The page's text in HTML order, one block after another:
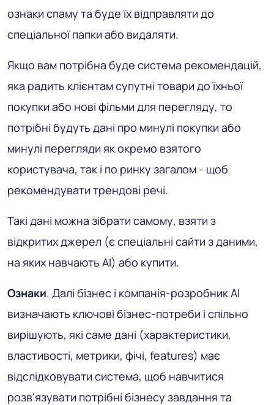
ознаки спаму та буде їх відправляти до
спеціальної папки або видаляти.
Якщо вам потрібна буде система рекомендацій,
яка радить клієнтам супутні товари до їхньої
покупки або нові фільми для перегляду, то
потрібні будуть дані про минулі покупки або
минулі перегляди як окремо взятого
користувача, так і по ринку загалом - щоб
рекомендувати трендові речі.
Такі дані можна зібрати самому, взяти з
відкритих джерел (є спеціальні сайти з даними,
на яких навчають AI) або купити.
Ознаки. Далі бізнес і компанія-розробник AI
визначають ключові бізнес-потреби і спільно
вирішують, які саме дані (характеристики,
властивості, метрики, фічі, features) має
відслідковувати система, щоб навчитися
розв'язувати потрібні бізнесу завдання та